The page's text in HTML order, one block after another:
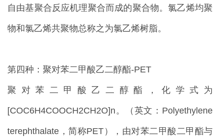
自由基聚合反应机理聚合而成的聚合物。氯乙烯均聚
物和氯乙烯共聚物总称之为氯乙烯树脂。
第四种：聚对苯二甲酸乙二醇酯-PET
聚对苯二甲酸乙二醇酯，化学式为
[COC6H4COOCH2CH2O]n。（英文：Polyethylene
terephthalate，简称PET），由对苯二甲酸二甲酯与